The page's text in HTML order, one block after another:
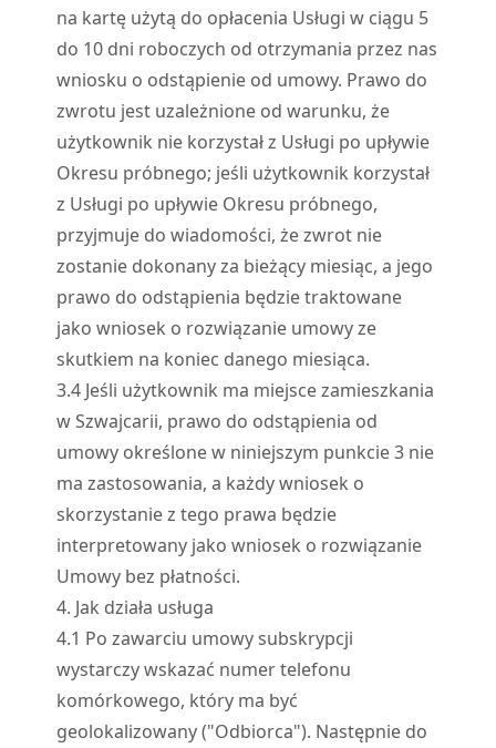
na kartę użytą do opłacenia Usługi w ciągu 5
do 10 dni roboczych od otrzymania przez nas
wniosku o odstąpienie od umowy. Prawo do
zwrotu jest uzależnione od warunku, że
użytkownik nie korzystał z Usługi po upływie
Okresu próbnego; jeśli użytkownik korzystał
z Usługi po upływie Okresu próbnego,
przyjmuje do wiadomości, że zwrot nie
zostanie dokonany za bieżący miesiąc, a jego
prawo do odstąpienia będzie traktowane
jako wniosek o rozwiązanie umowy ze
skutkiem na koniec danego miesiąca.
3.4Jeśli użytkownik ma miejsce zamieszkania
w Szwajcarii, prawo do odstąpienia od
umowy określone w niniejszym punkcie 3 nie
ma zastosowania, a każdy wniosek o
skorzystanie z tego prawa będzie
interpretowany jako wniosek o rozwiązanie
Umowy bez płatności.
4. Jak działa usługa
4.1 Po zawarciu umowy subskrypcji
wystarczy wskazać numer telefonu
komórkowego, który ma być
geolokalizowany ("Odbiorca"). Następnie do